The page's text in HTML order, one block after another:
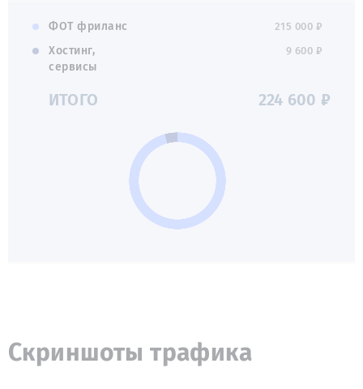
ФОТ фриланс 215 000 ₽
Хостинг,
сервисы
9 600 ₽
ИТОГО 224 600 ₽
Скриншоты трафика